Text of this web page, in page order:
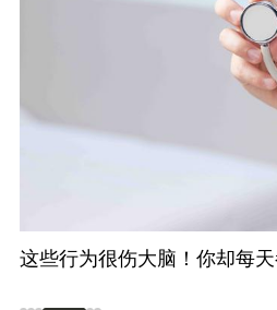
不只“贴秋膘” 莫高窟壁画藏